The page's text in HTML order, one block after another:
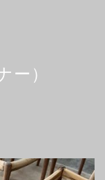
ナー）